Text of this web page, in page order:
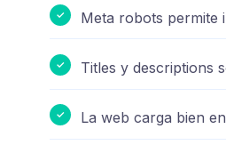
Meta robots permite
Titles y descriptions
La web carga bien